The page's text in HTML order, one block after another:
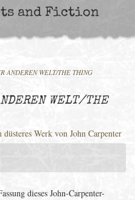
and Fiction
ANDEREN WELT/THE THING
WELT/THE
Werk von John Carpenter
dieses John-Carpenter-